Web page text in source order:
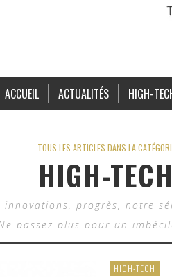
ACCUEIL ACTUALITÉS HIGH-
TOUS LES ARTICLES DANS LA
HIGH-TECH
innovations, progrès, notre
passez plus pour un
HIGH-TECH